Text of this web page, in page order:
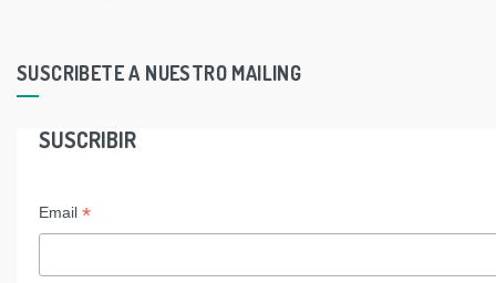
SUSCRIBETE A NUESTRO MAILING
SUSCRIBIR
Email *